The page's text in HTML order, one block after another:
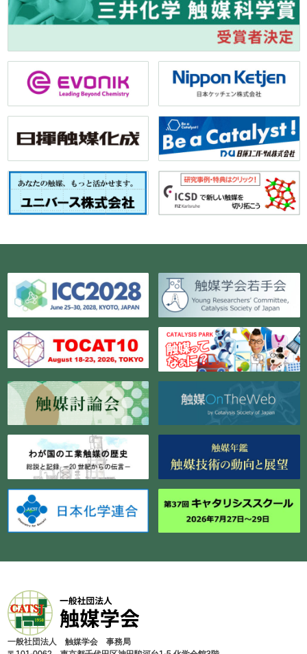
⼀般社団法⼈ 触媒学会 事務局